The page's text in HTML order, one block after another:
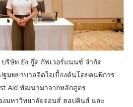
ริษัท ยัง กู๊ด กัฟเวอร์แนนซ์ จำกัด
มพยาบาลจิตใจเบื้องต้นโดยคนพิการ
Aid พัฒนามาจากหลักสูตร
งมหาวิทยาลัยจอนส์ ฮอปคินส์ และ